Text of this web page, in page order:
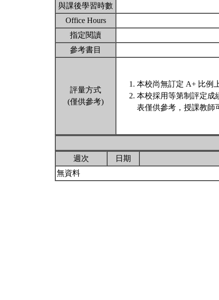
與課後學習時數
Office Hours
指定閱讀
參考書目
評量方式
(僅供參考)
本校尚無訂定 A+ 比例
本校採用等第制評定成
表僅供參考，授課教師
週次
日期
無資料